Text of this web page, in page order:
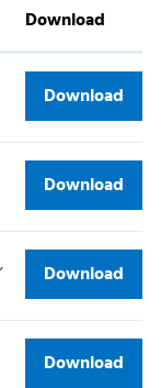
Download
Download
Download
Download
Download